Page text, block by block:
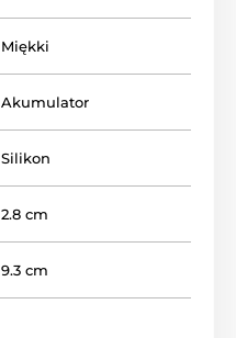
Miękki
Akumulator
Silikon
2.8 cm
9.3 cm